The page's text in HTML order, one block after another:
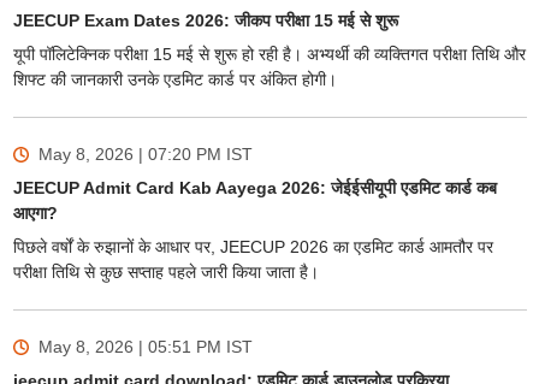
JEECUP Exam Dates 2026: जीकप परीक्षा 15 मई से शुरू
यूपी पॉलिटेक्निक परीक्षा 15 मई से शुरू हो रही है। अभ्यर्थी की व्यक्तिगत परीक्षा तिथि और
शिफ्ट की जानकारी उनके एडमिट कार्ड पर अंकित होगी।
May 8, 2026 | 07:20 PM IST
JEECUP Admit Card Kab Aayega 2026: जेईईसीयूपी एडमिट कार्ड कब
आएगा?
पिछले वर्षों के रुझानों के आधार पर, JEECUP 2026 का एडमिट कार्ड आमतौर पर
परीक्षा तिथि से कुछ सप्ताह पहले जारी किया जाता है।
May 8, 2026 | 05:51 PM IST